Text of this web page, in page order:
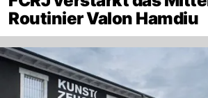
Routinier Valon Hamdiu